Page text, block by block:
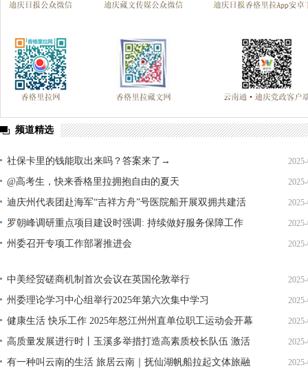
频道精选
社保卡里的钱能取出来吗？答案来了→
@高考生，快来香格里拉拥抱自由的夏天
迪庆州代表团赴海军“吉祥方舟”号医院船开展双拥共建活
动
罗朝峰调研重点项目建设时强调: 持续做好服务保障工作
加快项目落地见效
州委召开专项工作部署推进会
中美经贸磋商机制首次会议在英国伦敦举行
州委理论学习中心组举行2025年第六次集中学习
健康生活 快乐工作 2025年怒江州州直单位职工运动会开幕
高质量发展进行时丨玉溪多举措打造高素质校长队伍 激活
教育高质量发展新引擎
有一种叫云南的生活 旅居云南｜抚仙湖帆船拉起文体旅融